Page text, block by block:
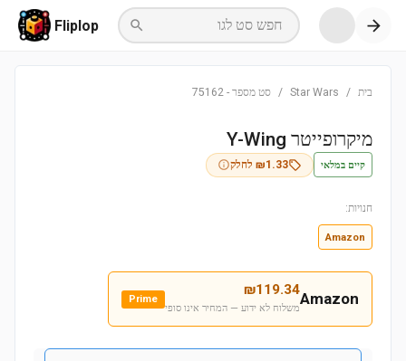
חפש סט לגו Fliplop
בית /
Star Wars
/ סט מספר -
75162
מיקרופייטר Y-Wing
קיים במלאי ₪1.33 לחלק
חנויות:
Amazon
Amazon
₪119.34
משלוח לא ידוע — המחיר אינו סופי
Prime